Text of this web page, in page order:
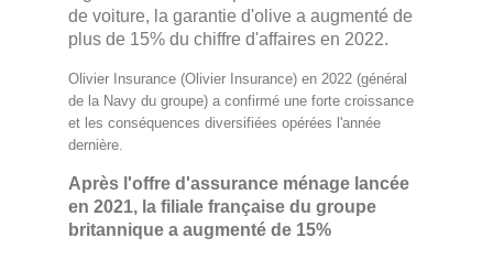
de voiture, la garantie d'olive a augmenté de
plus de 15% du chiffre d'affaires en 2022.
Olivier Insurance (Olivier Insurance) en 2022 (général
de la Navy du groupe) a confirmé une forte croissance
et les conséquences diversifiées opérées l'année
dernière.
Après l'offre d'assurance ménage lancée
en 2021, la filiale française du groupe
britannique a augmenté de 15%